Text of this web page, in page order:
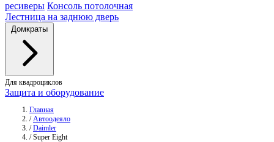
ресиверы Консоль потолочная
Лестница на заднюю дверь
Домкраты
Для квадроциклов
Защита и оборудование
Главная
/ Автоодеяло
/ Daimler
/ Super Eight